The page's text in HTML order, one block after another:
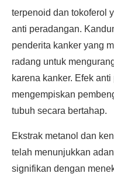
terpenoid dan tokoferol
anti peradangan.
penderita kanker yang
radang untuk
karena kanker. Efek
mengempiskan
tubuh secara bertahap.
Ekstrak metanol dan
telah menunjukkan
signifikan dengan